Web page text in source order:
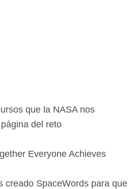
que la NASA nos
del reto
Everyone Achieves
creado SpaceWords para que